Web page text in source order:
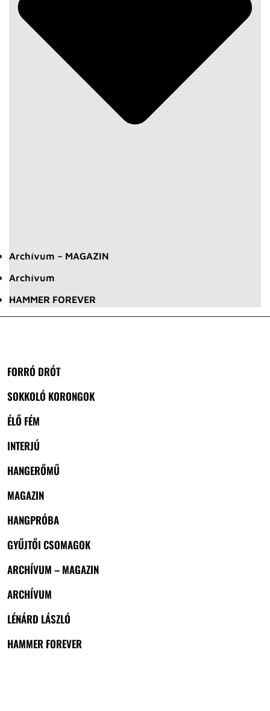
Archívum – MAGAZIN
Archívum
HAMMER FOREVER
FORRÓ DRÓT
SOKKOLÓ KORONGOK
ÉLŐ FÉM
INTERJÚ
HANGERŐMŰ
MAGAZIN
HANGPRÓBA
GYŰJTŐI CSOMAGOK
ARCHÍVUM – MAGAZIN
ARCHÍVUM
LÉNÁRD LÁSZLÓ
HAMMER FOREVER